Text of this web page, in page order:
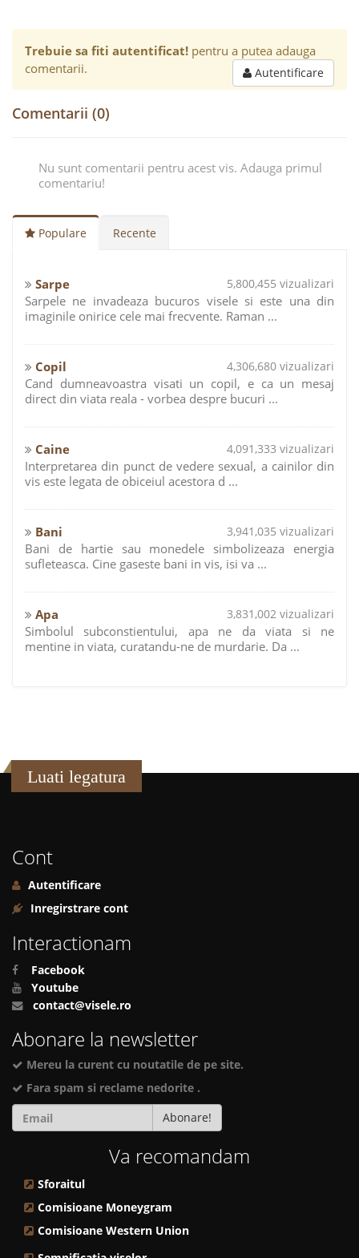
Trebuie sa fiti autentificat! pentru a putea adauga
comentarii.
Autentificare
Comentarii (0)
Nu sunt comentarii pentru acest vis. Adauga primul
comentariu!
Populare Recente
Sarpe 5,800,455 vizualizari
Sarpele ne invadeaza bucuros visele si este una din
imaginile onirice cele mai frecvente. Raman ...
Copil 4,306,680 vizualizari
Cand dumneavoastra visati un copil, e ca un mesaj
direct din viata reala - vorbea despre bucuri ...
Caine 4,091,333 vizualizari
Interpretarea din punct de vedere sexual, a cainilor din
vis este legata de obiceiul acestora d ...
Bani 3,941,035 vizualizari
Bani de hartie sau monedele simbolizeaza energia
sufleteasca. Cine gaseste bani in vis, isi va ...
Apa 3,831,002 vizualizari
Simbolul subconstientului, apa ne da viata si ne
mentine in viata, curatandu-ne de murdarie. Da ...
Luati legatura
Cont
Autentificare
Inregirstrare cont
Interactionam
Facebook
Youtube
contact@visele.ro
Abonare la newsletter
Mereu la curent cu noutatile de pe site.
Fara spam si reclame nedorite .
Abonare!
Va recomandam
Sforaitul
Comisioane Moneygram
Comisioane Western Union